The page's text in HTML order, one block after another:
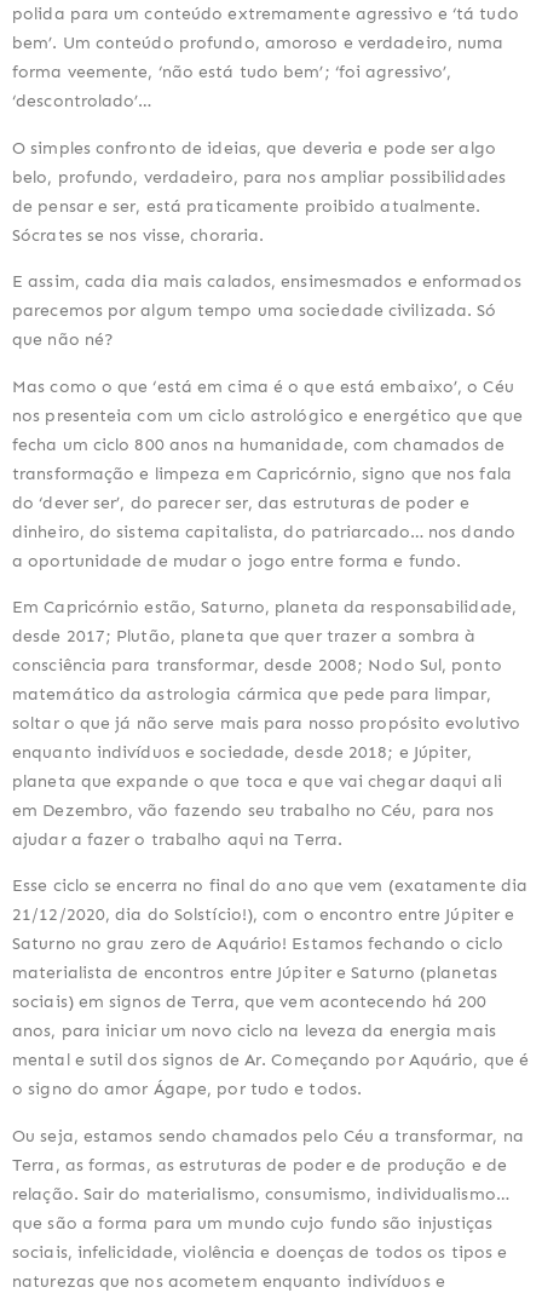
polida para um conteúdo extremamente agressivo e ‘tá tudo
bem’. Um conteúdo profundo, amoroso e verdadeiro, numa
forma veemente, ‘não está tudo bem’; ‘foi agressivo’,
‘descontrolado’…
O simples confronto de ideias, que deveria e pode ser algo
belo, profundo, verdadeiro, para nos ampliar possibilidades
de pensar e ser, está praticamente proibido atualmente.
Sócrates se nos visse, choraria.
E assim, cada dia mais calados, ensimesmados e enformados
parecemos por algum tempo uma sociedade civilizada. Só
que não né?
Mas como o que ‘está em cima é o que está embaixo’, o Céu
nos presenteia com um ciclo astrológico e energético que que
fecha um ciclo 800 anos na humanidade, com chamados de
transformação e limpeza em Capricórnio, signo que nos fala
do ‘dever ser’, do parecer ser, das estruturas de poder e
dinheiro, do sistema capitalista, do patriarcado… nos dando
a oportunidade de mudar o jogo entre forma e fundo.
Em Capricórnio estão, Saturno, planeta da responsabilidade,
desde 2017; Plutão, planeta que quer trazer a sombra à
consciência para transformar, desde 2008; Nodo Sul, ponto
matemático da astrologia cármica que pede para limpar,
soltar o que já não serve mais para nosso propósito evolutivo
enquanto indivíduos e sociedade, desde 2018; e Júpiter,
planeta que expande o que toca e que vai chegar daqui ali
em Dezembro, vão fazendo seu trabalho no Céu, para nos
ajudar a fazer o trabalho aqui na Terra.
Esse ciclo se encerra no final do ano que vem (exatamente dia
21/12/2020, dia do Solstício!), com o encontro entre Júpiter e
Saturno no grau zero de Aquário! Estamos fechando o ciclo
materialista de encontros entre Júpiter e Saturno (planetas
sociais) em signos de Terra, que vem acontecendo há 200
anos, para iniciar um novo ciclo na leveza da energia mais
mental e sutil dos signos de Ar. Começando por Aquário, que é
o signo do amor Ágape, por tudo e todos.
Ou seja, estamos sendo chamados pelo Céu a transformar, na
Terra, as formas, as estruturas de poder e de produção e de
relação. Sair do materialismo, consumismo, individualismo…
que são a forma para um mundo cujo fundo são injustiças
sociais, infelicidade, violência e doenças de todos os tipos e
naturezas que nos acometem enquanto indivíduos e